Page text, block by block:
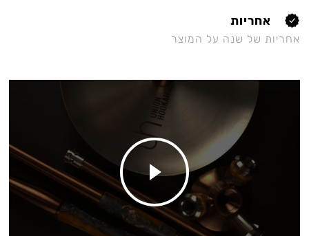
אחריות
אחריות של שנה על המוצר